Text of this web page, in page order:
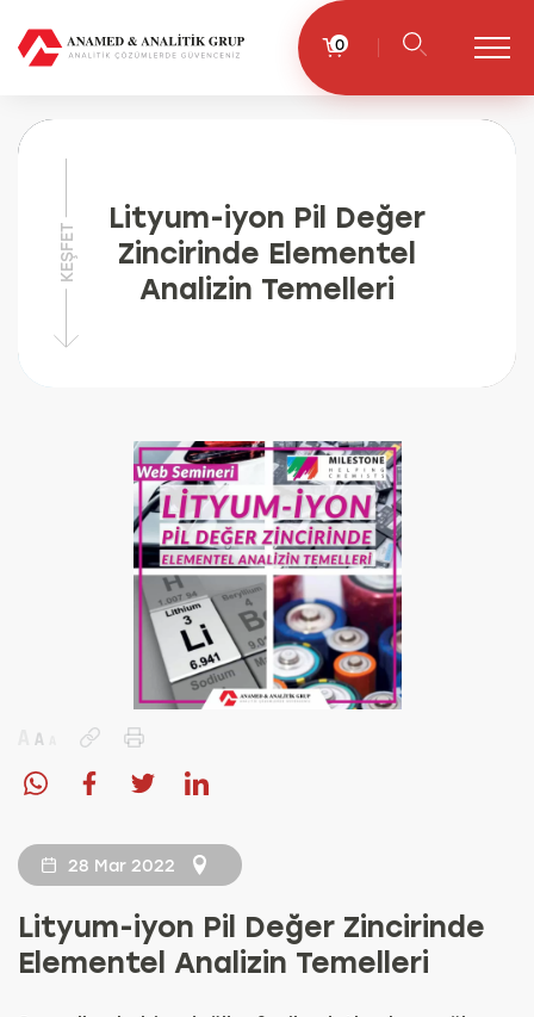
0
Lityum-iyon Pil Değer
Zincirinde Elementel
Analizin Temelleri
KEŞFET
28 Mar 2022
Lityum-iyon Pil Değer Zincirinde
Elementel Analizin Temelleri